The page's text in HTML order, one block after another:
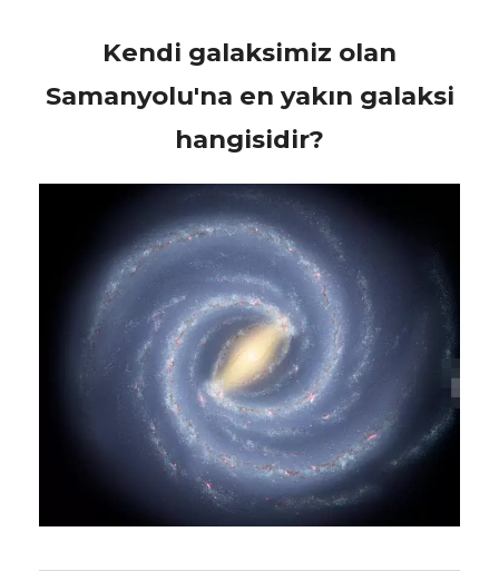
Kendi galaksimiz olan
Samanyolu'na en yakın galaksi
hangisidir?